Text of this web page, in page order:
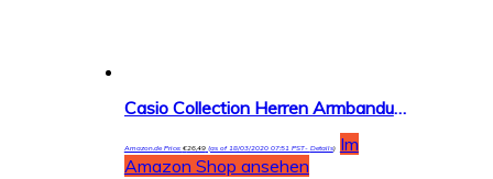
Casio Collection Herren Armbanduhr MRW-210H
Amazon.de Price:€26,49(as of 18/03/2020 07:51 PST- Details)
Im
Amazon Shop ansehen